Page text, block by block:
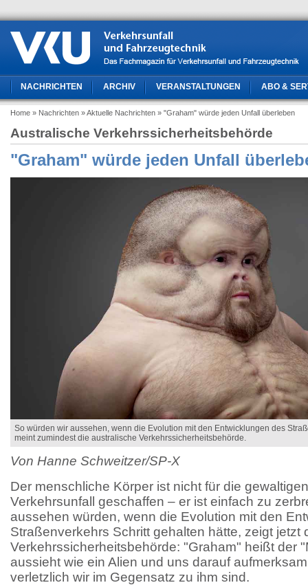
NACHRICHTEN ARCHIV VERANSTALTUNGEN ABO &
Home » Nachrichten » Aktuelle Nachrichten » "Graham" würde jeden Unfall überleben
Australische Verkehrssicherheitsbehörde
"Graham" würde jeden Unfall
So würden wir aussehen, wenn die Evolution mit den Entwicklungen des
meint zumindest die australische Verkehrssicherheitsbehörde.
Von Hanne Schweitzer/SP-X
Der menschliche Körper ist nicht für die
Verkehrsunfall geschaffen – er ist einfach zu
aussehen würden, wenn die Evolution mit den
Straßenverkehrs Schritt gehalten hätte, zeigt jetzt
Verkehrssicherheitsbehörde: "Graham" heißt der
aussieht wie ein Alien und uns darauf
verletzlich wir im Gegensatz zu ihm sind.